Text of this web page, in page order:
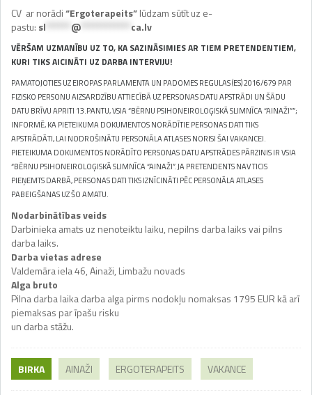
CV ar norādi“Ergoterapeits”lūdzam sūtīt uz e-
pastu: sl @ ca.lv
VĒRŠAM UZMANĪBU UZ TO, KA SAZINĀSIMIES AR TIEM PRETENDENTIEM,
KURI TIKS AICINĀTI UZ DARBA INTERVIJU!
PAMATOJOTIES UZ EIROPAS PARLAMENTA UN PADOMES REGULAS (ES) 2016/679 PAR
FIZISKO PERSONU AIZSARDZĪBU ATTIECĪBĀ UZ PERSONAS DATU APSTRĀDI UN ŠĀDU
DATU BRĪVU APRITI 13.PANTU, VSIA “BĒRNU PSIHONEIROLOĢISKĀ SLIMNĪCA “AINAŽI””;
INFORMĒ, KA PIETEIKUMA DOKUMENTOS NORĀDĪTIE PERSONAS DATI TIKS
APSTRĀDĀTI, LAI NODROŠINĀTU PERSONĀLA ATLASES NORISI ŠAI VAKANCEI.
PIETEIKUMA DOKUMENTOS NORĀDĪTO PERSONAS DATU APSTRĀDES PĀRZINIS IR VSIA
“BĒRNU PSIHONEIROLOĢISKĀ SLIMNĪCA “AINAŽI”. JA PRETENDENTS NAV TICIS
PIEŅEMTS DARBĀ, PERSONAS DATI TIKS IZNĪCINĀTI PĒC PERSONĀLA ATLASES
PABEIGŠANAS UZ ŠO AMATU.
Nodarbinātības veids
Darbinieka amats uz nenoteiktu laiku, nepilns darba laiks vai pilns
darba laiks.
Darba vietas adrese
Valdemāra iela 46, Ainaži, Limbažu novads
Alga bruto
Pilna darba laika darba alga pirms nodokļu nomaksas 1795 EUR kā arī
piemaksas par īpašu risku
un darba stāžu.
BIRKA AINAŽI ERGOTERAPEITS VAKANCE